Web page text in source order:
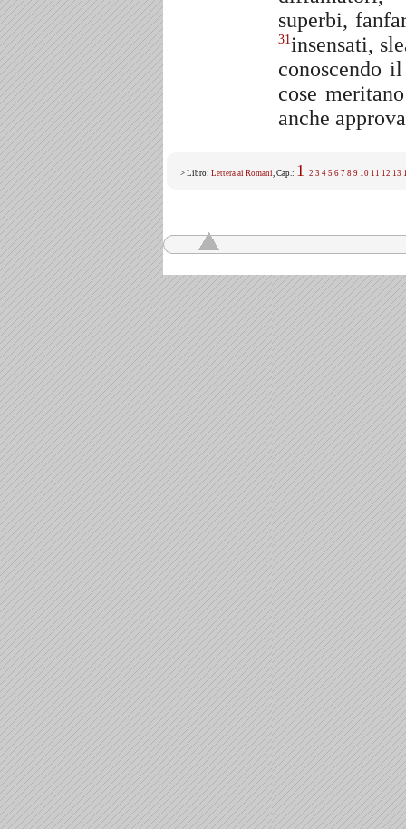
superbi,
31insensati,
conoscendo
cose
anche
> Libro: Lettera ai Romani, Cap.: 1 2 3 4 5 6 7 8 9 10 11 12 13